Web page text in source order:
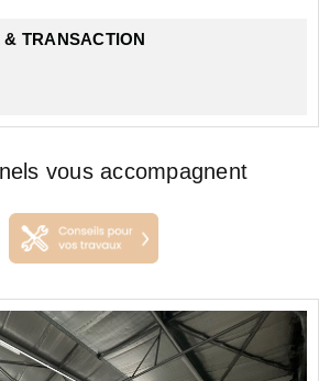
TRANSACTION
vous accompagnent